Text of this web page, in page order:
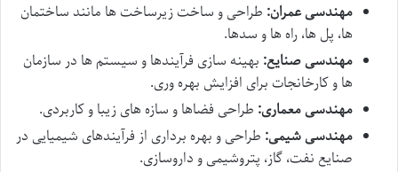
مهندسی عمران: طراحی و ساخت زیرساخت ها مانند ساختمان
ها، پل ها، راه ها و سدها.
مهندسی صنایع: بهینه سازی فرآیندها و سیستم ها در سازمان
ها و کارخانجات برای افزایش بهره وری.
مهندسی معماری: طراحی فضاها و سازه های زیبا و کاربردی.
مهندسی شیمی: طراحی و بهره برداری از فرآیندهای شیمیایی در
صنایع نفت، گاز، پتروشیمی و داروسازی.